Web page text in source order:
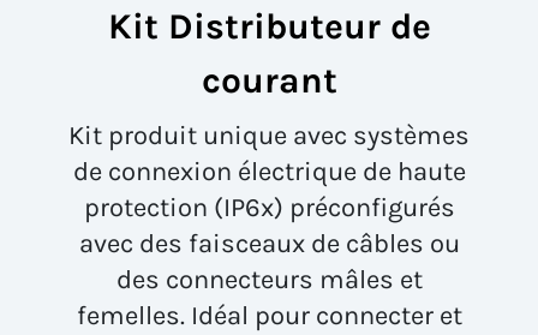
Kit Distributeur de
courant
Kit produit unique avec systèmes
de connexion électrique de haute
protection (IP6x) préconfigurés
avec des faisceaux de câbles ou
des connecteurs mâles et
femelles. Idéal pour connecter et